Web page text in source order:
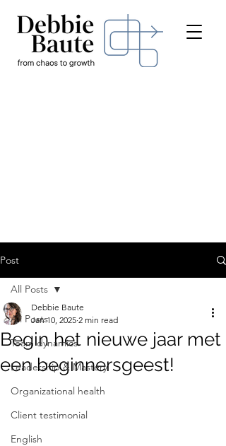
Post
All Posts
Team dynamics
Leadership & Mastery
Organizational health
Client testimonial
English
All Posts
Begin het nieuwe jaar met
een beginnersgeest!
Debbie Baute
Jan 10, 2025 2 min read